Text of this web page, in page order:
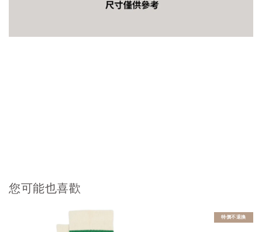
您可能也喜歡
特價不退換